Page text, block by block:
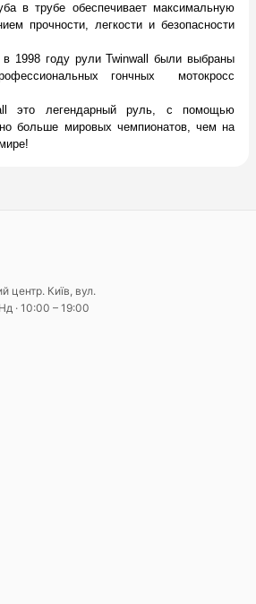
в трубе обеспечивает максимальную
прочности, легкости и безопасности
1998 году рули Twinwall были выбраны
гончных мотокросс
это легендарный руль, с помощью
больше мировых чемпионатов, чем на
центр. Київ, вул.
· 10:00 – 19:00